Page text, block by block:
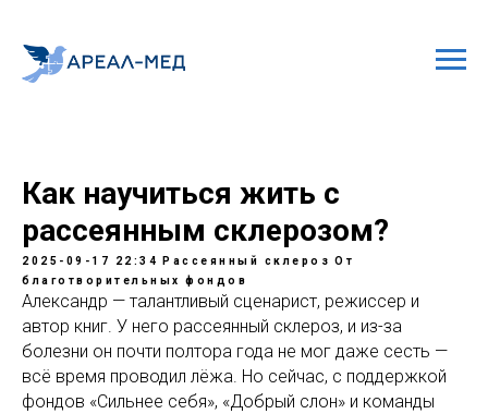
Как научиться жить с
рассеянным склерозом?
2025-09-17 22:34 Рассеянный склероз От
благотворительных фондов
Александр — талантливый сценарист, режиссер и
автор книг. У него рассеянный склероз, и из-за
болезни он почти полтора года не мог даже сесть —
всё время проводил лёжа. Но сейчас, с поддержкой
фондов «Сильнее себя», «Добрый слон» и команды